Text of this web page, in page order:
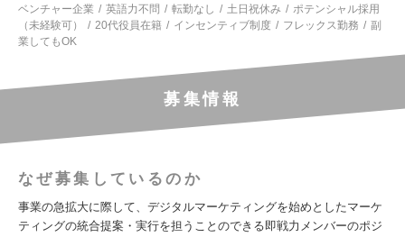
ベンチャー企業
英語力不問 転勤なし 土日祝休み
ポテンシャル採用
（未経験可）
20代役員在籍 インセンティブ制度 フレックス勤務
副
業してもOK
募集情報
なぜ募集しているのか
事業の急拡大に際して、デジタルマーケティングを始めとしたマーケ
ティングの統合提案・実行を担うことのできる即戦力メンバーのポジ